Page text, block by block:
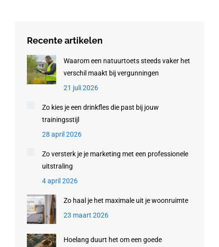
Recente artikelen
Waarom een natuurtoets steeds vaker het
verschil maakt bij vergunningen
21 juli 2026
Zo kies je een drinkfles die past bij jouw
trainingsstijl
28 april 2026
Zo versterk je je marketing met een professionele
uitstraling
4 april 2026
Zo haal je het maximale uit je woonruimte
23 maart 2026
Hoelang duurt het om een goede